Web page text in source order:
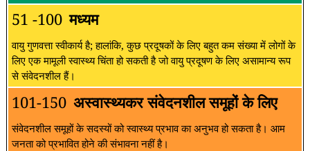
51 -100 मध्यम
वायु गुणवत्ता स्वीकार्य है; हालांकि, कुछ प्रदूषकों के लिए बहुत कम संख्या में लोगों के
लिए एक मामूली स्वास्थ्य चिंता हो सकती है जो वायु प्रदूषण के लिए असामान्य रूप
से संवेदनशील हैं।
101-150 अस्वास्थ्यकर संवेदनशील समूहों के लिए
संवेदनशील समूहों के सदस्यों को स्वास्थ्य प्रभाव का अनुभव हो सकता है। आम
जनता को प्रभावित होने की संभावना नहीं है।